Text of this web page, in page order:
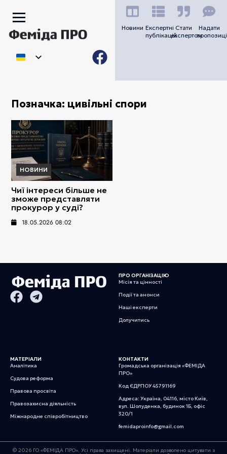
Новини Експертні
публікацій
Стати
експертом
Надати
Позначка: цивільні спори
НОВИНИ
Чиї інтереси більше не
зможе представляти
прокурор у суді?
18.05.2026 08:02
ПРО ОРГАНІЗАЦІЮ
Місія та цінності
Події та анонси
Наші експерти
Долучитись
МАТЕРІАЛИ
Аналітика
Судова реформа
Правова просвіта
Правозахисна діяльність
Міжнародне співробітництво
КОНТАКТИ
Громадська організація «ФЕМІДА
ПРО»
Код ЄДРПОУ 45791169
Адреса: Україна, 04116, місто Київ,
вул. Шолуденка, будинок 1Б, офіс
320/1
femidaproinfo@gmail.com
© 2026 ГО «ФЕМІДА ПРО». Усі права захищені. Матеріали дозволено цитувати з